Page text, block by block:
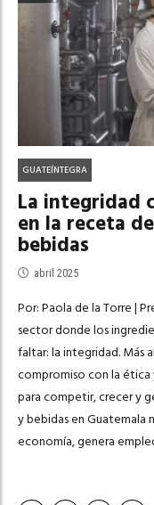
GUATEÍNTEGRA
La integridad
en la receta
bebidas
abril 2025
Por: Paola de la Torre |
sector donde los
faltar: la integridad. Más
compromiso con la
para competir, crecer y
y bebidas en Guatemala
economía, genera